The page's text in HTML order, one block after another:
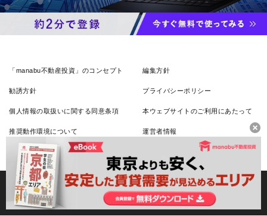
「manabu不動産投資」のコンセプト 編集方針
勧誘方針 プライバシーポリシー
個人情報の取扱いに関する同意条項 本ウェブサイトのご利用にあたって
推奨動作環境について 運営者情報
お問い合わせ
オリックス銀行株式会社 登録金融機関：関東財務局長（登金）第11号
Copyright (C) ORIX Bank Corporation. All rights reserved.